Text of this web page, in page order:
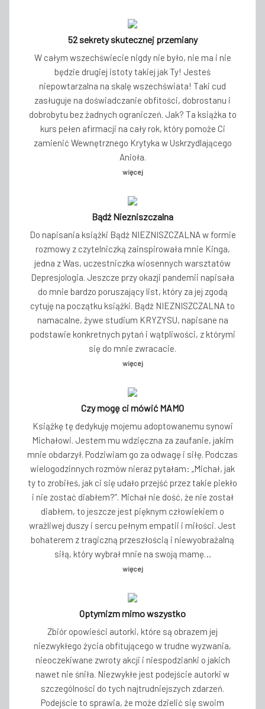
52 sekrety skutecznej przemiany
W całym wszechświecie nigdy nie było, nie ma i nie
będzie drugiej istoty takiej jak Ty! Jesteś
niepowtarzalna na skalę wszechświata! Taki cud
zasługuje na doświadczanie obfitości, dobrostanu i
dobrobytu bez żadnych ograniczeń. Jak? Ta książka to
kurs pełen afirmacji na cały rok, który pomoże Ci
zamienić Wewnętrznego Krytyka w Uskrzydlającego
Anioła.
więcej
Bądź Niezniszczalna
Do napisania książki Bądź NIEZNISZCZALNA w formie
rozmowy z czytelniczką zainspirowała mnie Kinga,
jedna z Was, uczestniczka wiosennych warsztatów
Depresjologia. Jeszcze przy okazji pandemii napisała
do mnie bardzo poruszający list, który za jej zgodą
cytuję na początku książki. Bądź NIEZNISZCZALNA to
namacalne, żywe studium KRYZYSU, napisane na
podstawie konkretnych pytań i wątpliwości, z którymi
się do mnie zwracacie.
więcej
Czy mogę ci mówić MAMO
Książkę tę dedykuję mojemu adoptowanemu synowi
Michałowi. Jestem mu wdzięczna za zaufanie, jakim
mnie obdarzył. Podziwiam go za odwagę i siłę. Podczas
wielogodzinnych rozmów nieraz pytałam: „Michał, jak
ty to zrobiłeś, jak ci się udało przejść przez takie piekło
i nie zostać diabłem?”. Michał nie dość, że nie został
diabłem, to jeszcze jest pięknym człowiekiem o
wrażliwej duszy i sercu pełnym empatii i miłości. Jest
bohaterem z tragiczną przeszłością i niewyobrażalną
siłą, który wybrał mnie na swoją mamę…
więcej
Optymizm mimo wszystko
Zbiór opowieści autorki, które są obrazem jej
niezwykłego życia obfitującego w trudne wyzwania,
nieoczekiwane zwroty akcji i niespodzianki o jakich
nawet nie śniła. Niezwykłe jest podejście autorki w
szczególności do tych najtrudniejszych zdarzeń.
Podejście to sprawia, że może dzielić się swoim